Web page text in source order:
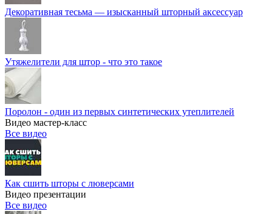
Декоративная тесьма — изысканный шторный аксессуар
Утяжелители для штор - что это такое
Поролон - один из первых синтетических утеплителей
Видео мастер-класс
Все видео
Как сшить шторы с люверсами
Видео презентации
Все видео